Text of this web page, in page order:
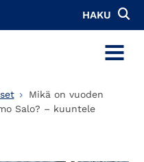
HAKU
MENU
Mikä on vuoden
Salo? – kuuntele